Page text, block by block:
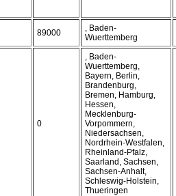
89000
, Baden-
Wuerttemberg
0
, Baden-
Wuerttemberg,
Bayern, Berlin,
Brandenburg,
Bremen, Hamburg,
Hessen,
Mecklenburg-
Vorpommern,
Niedersachsen,
Nordrhein-Westfalen,
Rheinland-Pfalz,
Saarland, Sachsen,
Sachsen-Anhalt,
Schleswig-Holstein,
Thueringen